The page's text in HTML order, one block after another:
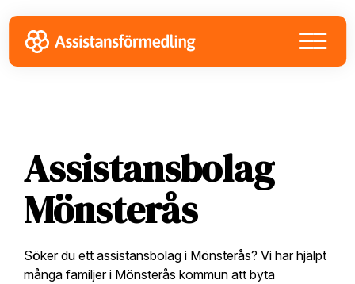
to
primary
navigation
to
main
content
to
footer
Assistansbolag
Mönsterås
Söker du ett assistansbolag i Mönsterås? Vi har hjälpt
många familjer i Mönsterås kommun att byta